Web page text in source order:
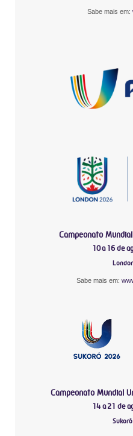
Sabe mais em:
Campeonato
10 a 16 de
Sabe mais em:
Campeonato Mundial
14 a 21 de